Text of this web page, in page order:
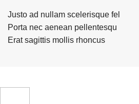
Justo ad nullam scelerisque fel
Porta nec aenean pellentesqu
Erat sagittis mollis rhoncus